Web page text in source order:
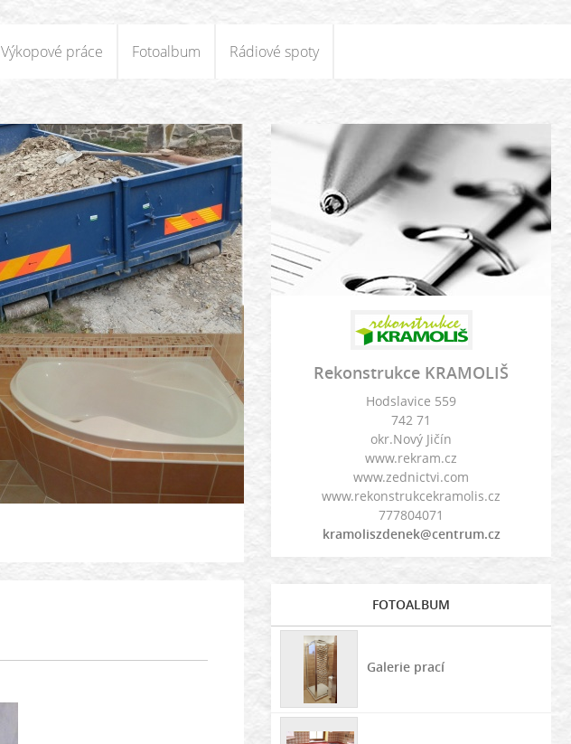
Výkopové práce Fotoalbum Rádiové spoty
Rekonstrukce KRAMOLIŠ
Hodslavice 559
742 71
okr.Nový Jičín
www.rekram.cz
www.zednictvi.com
www.rekonstrukcekramolis.cz
777804071
kramoliszdenek@centrum.cz
FOTOALBUM
Galerie prací